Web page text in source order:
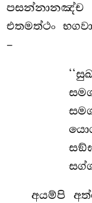
එතමත්ථං
–
අයම්පි